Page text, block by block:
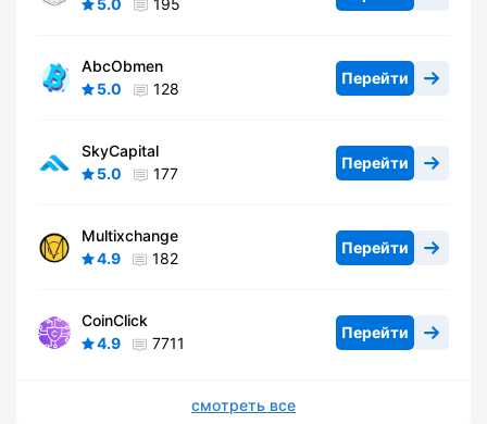
5.0 195
AbcObmen
5.0
128
Перейти
SkyCapital
5.0
177
Перейти
Multixchange
4.9
182
Перейти
CoinClick
4.9
7711
Перейти
смотреть все